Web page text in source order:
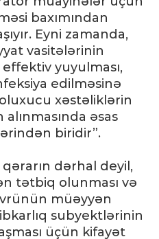
baxımından
Eyni zamanda,
vasitələrinin
yuyulması,
edilməsinə
xəstəliklərin
alınmasında əsas
biridir”.
dərhal deyil,
tətbiq olunması və
müəyyən
subyektlərinin
üçün kifayət